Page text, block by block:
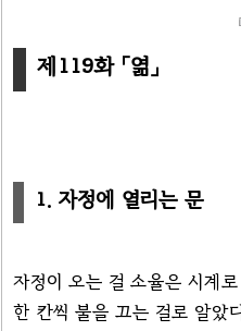
제119화 「엶」
1. 자정에 열리는 문
자정이 오는 걸 소율은 시계
한 칸씩 불을 끄는 걸로 알았